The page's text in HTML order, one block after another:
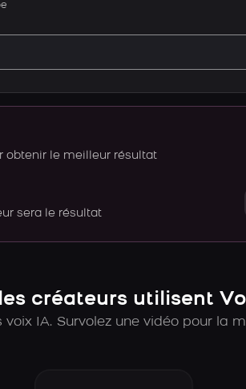
obtenir le meilleur résultat
sera le résultat
créateurs utilisent
IA. Survolez une vidéo pour la